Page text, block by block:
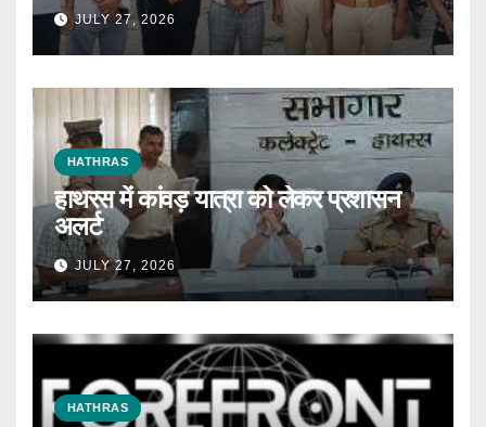
JULY 27, 2026
HATHRAS
हाथरस में कांवड़ यात्रा को लेकर प्रशासन
अलर्ट
JULY 27, 2026
HATHRAS